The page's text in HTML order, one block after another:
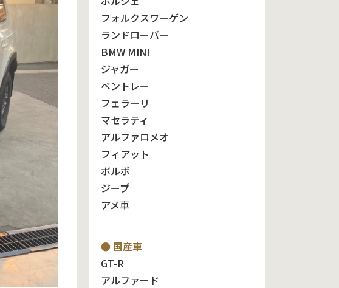
フォルクスワーゲン
ランドローバー
BMW MINI
ジャガー
ベントレー
フェラーリ
マセラティ
アルファロメオ
フィアット
ボルボ
ジープ
アメ車
● 国産車
GT-R
アルファード